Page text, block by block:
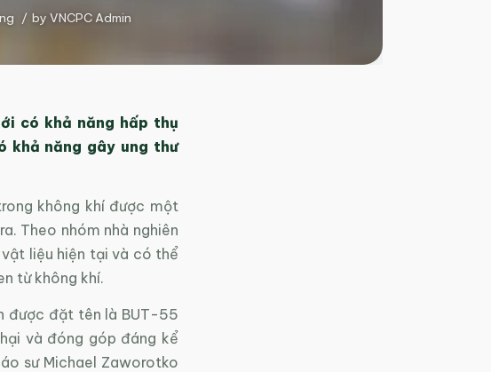
/ by VNCPC Admin
có khả năng hấp thụ
khả năng gây ung thư
không khí được một
Theo nhóm nhà nghiên
liệu hiện tại và có thể
từ không khí.
được đặt tên là BUT-55
và đóng góp đáng kể
sư Michael Zaworotko